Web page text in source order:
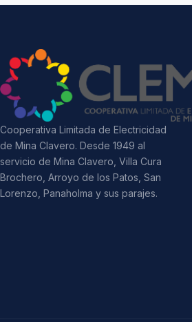
Cooperativa Limitada de Electricidad
de Mina Clavero. Desde 1949 al
servicio de Mina Clavero, Villa Cura
Brochero, Arroyo de los Patos, San
Lorenzo, Panaholma y sus parajes.